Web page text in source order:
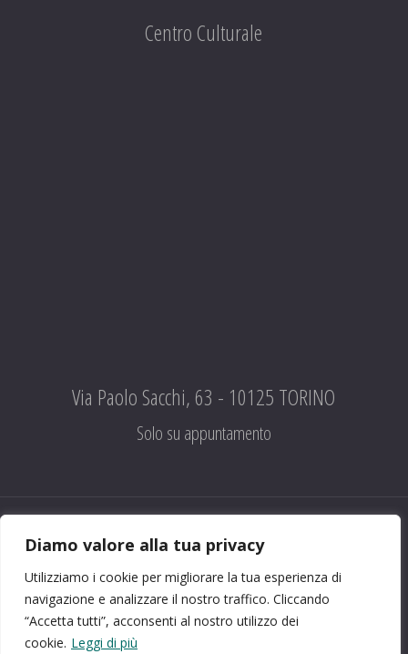
Diamo valore alla tua privacy
Utilizziamo i cookie per migliorare la tua esperienza di
navigazione e analizzare il nostro traffico. Cliccando
“Accetta tutti”, acconsenti al nostro utilizzo dei
cookie. Leggi di più
Centro Culturale
Via Paolo Sacchi, 63 - 10125 TORINO
Solo su appuntamento
CHI SIAMO | CONTATTI | FACEBOOK
©Associazione Dopolavoro Ferroviario Torino2022
P.IVA 00955800016